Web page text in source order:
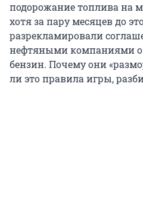
подорожание топлива на
хотя за пару месяцев до
разрекламировали
нефтяными компаниями о
бензин. Почему они
ли это правила игры,